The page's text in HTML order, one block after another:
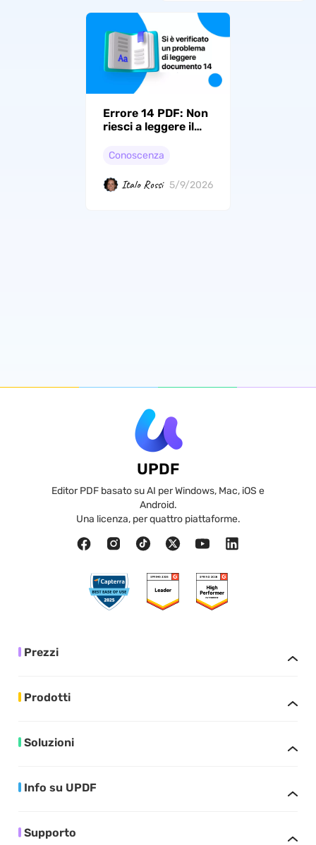
Errore 14 PDF: Non
riesci a leggere il
come risolvere
Conoscenza
Italo Rossi 5/9/2026
UPDF
Editor PDF basato su AI per Windows, Mac, iOS e
Android.
Una licenza, per quattro piattaforme.
Prezzi
Prodotti
Soluzioni
Info su UPDF
Supporto